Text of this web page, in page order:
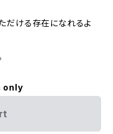
だける存在になれるよ
only